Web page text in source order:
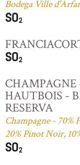
Bodega Ville
CHAMPAGNE
HAUTBOIS -
RESERVA
Champagne - 70%
20% Pinot Noir,